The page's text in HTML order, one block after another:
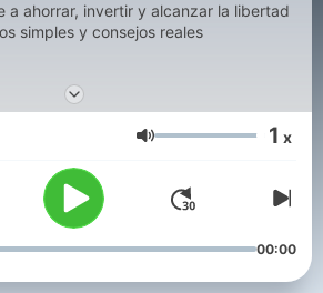
a ahorrar, invertir y alcanzar la libertad
simples y consejos reales
#invertir #bolsa #economia
#ingresos #gastos #ahorrar #inversion
#banco #tarjeta #cripto #etf
de este podcast:
podcast/finanzas-hoy-
Volume 1 x
00:00